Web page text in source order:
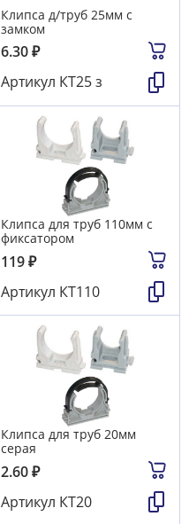
Клипса д/труб 25мм с
замком
6.30₽
Артикул КТ25 з
Клипса для труб 110мм с
фиксатором
119₽
Артикул КТ110
Клипса для труб 20мм
серая
2.60₽
Артикул КТ20